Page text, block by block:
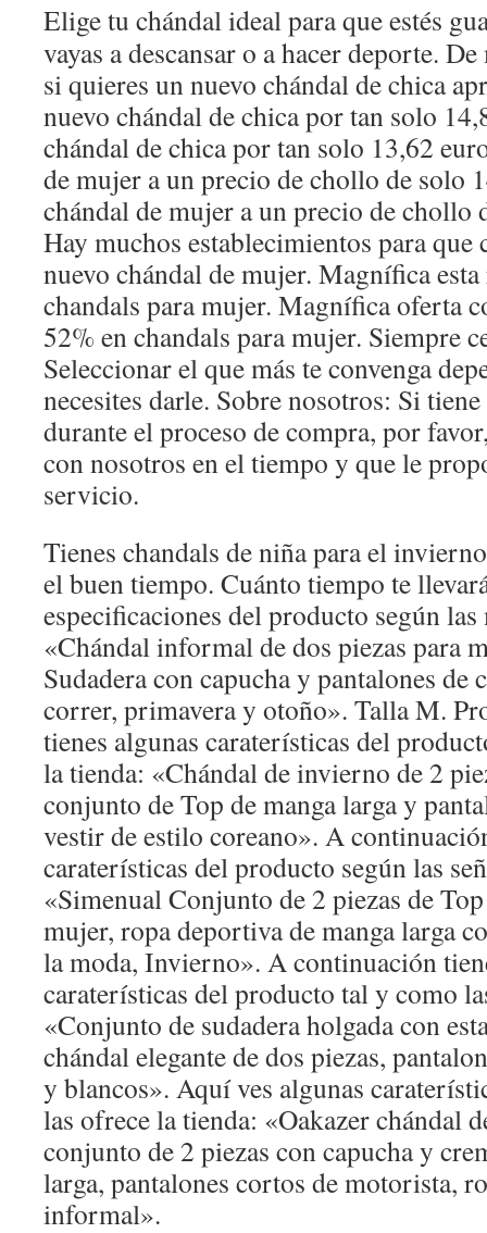
Elige tu chándal ideal para que estés
vayas a descansar o a hacer deporte.
si quieres un nuevo chándal de chica
nuevo chándal de chica por tan solo
chándal de chica por tan solo 13,62
de mujer a un precio de chollo de solo
chándal de mujer a un precio de chollo
Hay muchos establecimientos para que
nuevo chándal de mujer. Magnífica
chandals para mujer. Magnífica oferta
52% en chandals para mujer. Siempre
Seleccionar el que más te convenga
necesites darle. Sobre nosotros: Si
durante el proceso de compra, por
con nosotros en el tiempo y que le
servicio.
Tienes chandals de niña para el
el buen tiempo. Cuánto tiempo te
especificaciones del producto según
«Chándal informal de dos piezas para
Sudadera con capucha y pantalones de
correr, primavera y otoño». Talla M.
tienes algunas caraterísticas del
la tienda: «Chándal de invierno de 2
conjunto de Top de manga larga y
vestir de estilo coreano». A
caraterísticas del producto según las
«Simenual Conjunto de 2 piezas de
mujer, ropa deportiva de manga larga
la moda, Invierno». A continuación
caraterísticas del producto tal y como
«Conjunto de sudadera holgada con
chándal elegante de dos piezas,
y blancos». Aquí ves algunas
las ofrece la tienda: «Oakazer chándal
conjunto de 2 piezas con capucha y
larga, pantalones cortos de motorista,
informal».